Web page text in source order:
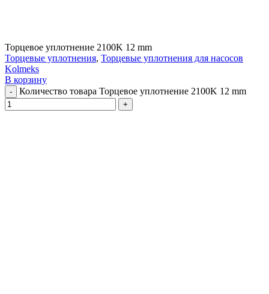
Торцевое уплотнение 2100K 12 mm
Торцевые уплотнения, Торцевые уплотнения для насосов
Kolmeks
В корзину
Количество товара Торцевое уплотнение 2100K 12 mm